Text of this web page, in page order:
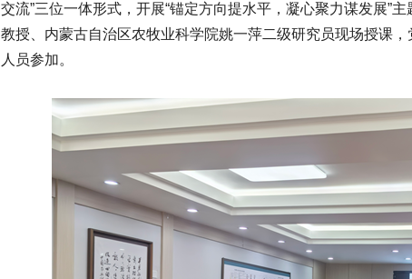
交流”三位一体形式，开展“锚定方向提水平，凝心聚力谋发展”
教授、内蒙古自治区农牧业科学院姚一萍二级研究员现场授课
人员参加。